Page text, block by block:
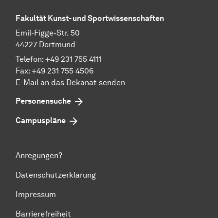
Fakultät Kunst- und Sportwissenschaften
Emil-Figge-Str. 50
44227 Dortmund
Telefon: +49 231 755 4111
Fax: +49 231 755 4506
E-Mail an das Dekanat senden
Personensuche
Campuspläne
Anregungen?
Datenschutzerklärung
Impressum
Barrierefreiheit